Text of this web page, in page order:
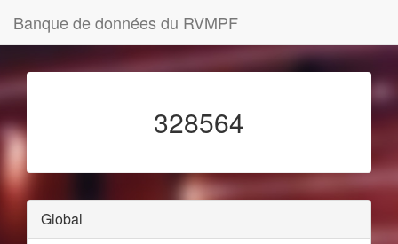
Banque de données du RVMPF
328564
Global